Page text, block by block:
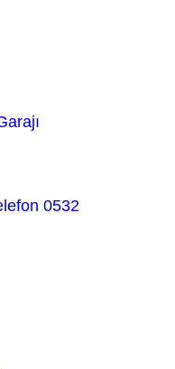
0532